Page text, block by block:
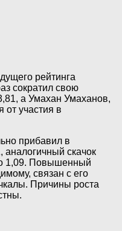
рейтинга
сократил свою
а Умахан Умаханов,
от участия в
прибавил в
аналогичный скачок
1,09. Повышенный
связан с его
Причины роста